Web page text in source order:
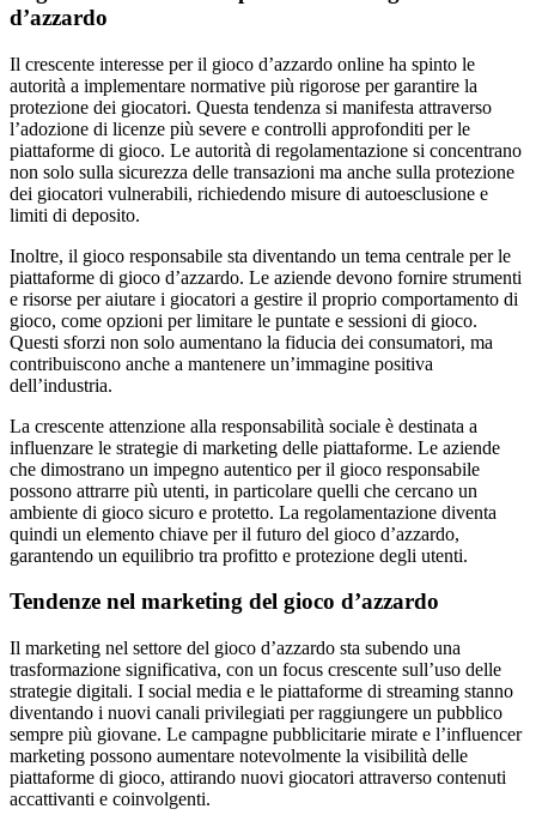
d’azzardo
Il crescente interesse per il gioco d’azzardo online ha spinto le
autorità a implementare normative più rigorose per garantire la
protezione dei giocatori. Questa tendenza si manifesta attraverso
l’adozione di licenze più severe e controlli approfonditi per le
piattaforme di gioco. Le autorità di regolamentazione si concentrano
non solo sulla sicurezza delle transazioni ma anche sulla protezione
dei giocatori vulnerabili, richiedendo misure di autoesclusione e
limiti di deposito.
Inoltre, il gioco responsabile sta diventando un tema centrale per le
piattaforme di gioco d’azzardo. Le aziende devono fornire strumenti
e risorse per aiutare i giocatori a gestire il proprio comportamento di
gioco, come opzioni per limitare le puntate e sessioni di gioco.
Questi sforzi non solo aumentano la fiducia dei consumatori, ma
contribuiscono anche a mantenere un’immagine positiva
dell’industria.
La crescente attenzione alla responsabilità sociale è destinata a
influenzare le strategie di marketing delle piattaforme. Le aziende
che dimostrano un impegno autentico per il gioco responsabile
possono attrarre più utenti, in particolare quelli che cercano un
ambiente di gioco sicuro e protetto. La regolamentazione diventa
quindi un elemento chiave per il futuro del gioco d’azzardo,
garantendo un equilibrio tra profitto e protezione degli utenti.
Tendenze nel marketing del gioco d’azzardo
Il marketing nel settore del gioco d’azzardo sta subendo una
trasformazione significativa, con un focus crescente sull’uso delle
strategie digitali. I social media e le piattaforme di streaming stanno
diventando i nuovi canali privilegiati per raggiungere un pubblico
sempre più giovane. Le campagne pubblicitarie mirate e l’influencer
marketing possono aumentare notevolmente la visibilità delle
piattaforme di gioco, attirando nuovi giocatori attraverso contenuti
accattivanti e coinvolgenti.